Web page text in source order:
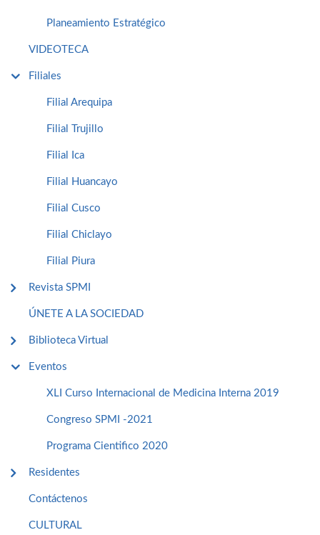
Planeamiento Estratégico
VIDEOTECA
Filiales
Filial Arequipa
Filial Trujillo
Filial Ica
Filial Huancayo
Filial Cusco
Filial Chiclayo
Filial Piura
Revista SPMI
ÚNETE A LA SOCIEDAD
Biblioteca Virtual
Eventos
XLI Curso Internacional de Medicina Interna 2019
Congreso SPMI -2021
Programa Cientifico 2020
Residentes
Contáctenos
CULTURAL